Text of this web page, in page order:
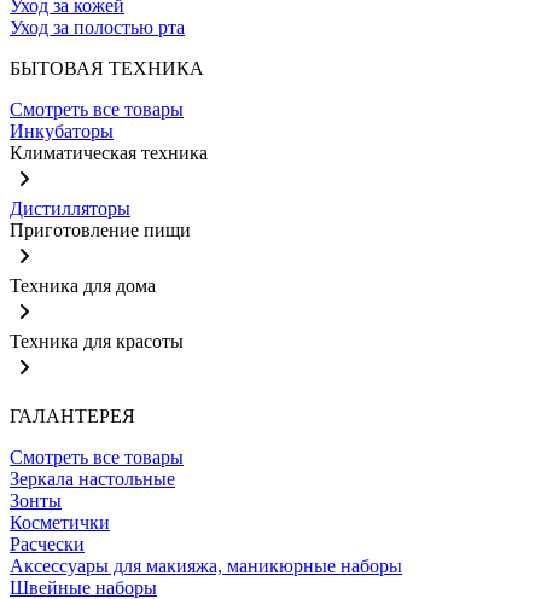
Уход за кожей
Уход за полостью рта
БЫТОВАЯ ТЕХНИКА
Смотреть все товары
Инкубаторы
Климатическая техника
Дистилляторы
Приготовление пищи
Техника для дома
Техника для красоты
ГАЛАНТЕРЕЯ
Смотреть все товары
Зеркала настольные
Зонты
Косметички
Расчески
Аксессуары для макияжа, маникюрные наборы
Швейные наборы